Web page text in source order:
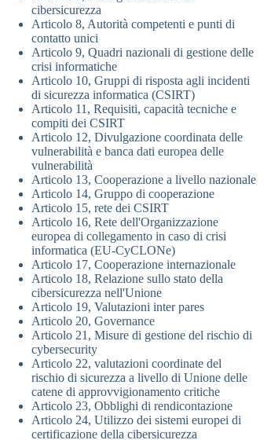
cibersicurezza
Articolo 8, Autorità competenti e punti di
contatto unici
Articolo 9, Quadri nazionali di gestione delle
crisi informatiche
Articolo 10, Gruppi di risposta agli incidenti
di sicurezza informatica (CSIRT)
Articolo 11, Requisiti, capacità tecniche e
compiti dei CSIRT
Articolo 12, Divulgazione coordinata delle
vulnerabilità e banca dati europea delle
vulnerabilità
Articolo 13, Cooperazione a livello nazionale
Articolo 14, Gruppo di cooperazione
Articolo 15, rete dei CSIRT
Articolo 16, Rete dell'Organizzazione
europea di collegamento in caso di crisi
informatica (EU-CyCLONe)
Articolo 17, Cooperazione internazionale
Articolo 18, Relazione sullo stato della
cibersicurezza nell'Unione
Articolo 19, Valutazioni inter pares
Articolo 20, Governance
Articolo 21, Misure di gestione del rischio di
cybersecurity
Articolo 22, valutazioni coordinate del
rischio di sicurezza a livello di Unione delle
catene di approvvigionamento critiche
Articolo 23, Obblighi di rendicontazione
Articolo 24, Utilizzo dei sistemi europei di
certificazione della cibersicurezza